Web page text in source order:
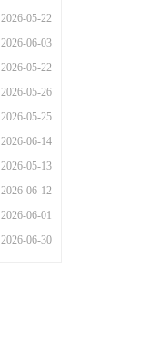
2026-05-22
2026-06-03
2026-05-22
2026-05-26
2026-05-25
2026-06-14
2026-05-13
2026-06-12
2026-06-01
2026-06-30